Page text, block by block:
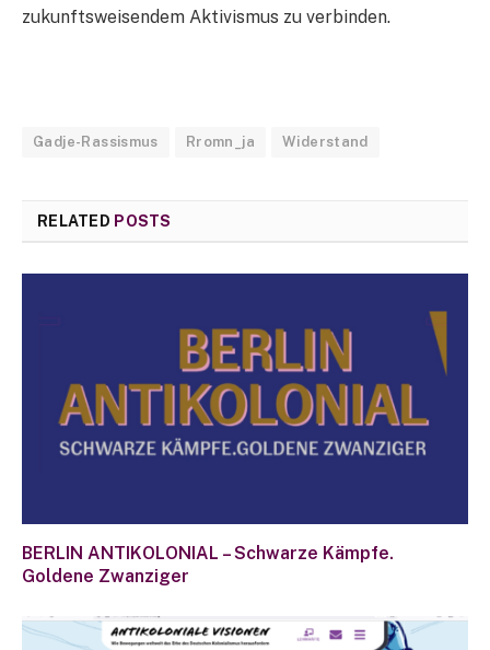
zukunftsweisendem Aktivismus zu verbinden.
Gadje-Rassismus Rromn_ja Widerstand
RELATED POSTS
BERLIN ANTIKOLONIAL – Schwarze Kämpfe.
Goldene Zwanziger